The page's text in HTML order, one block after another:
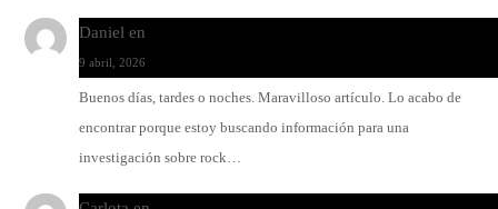
Daniel en
9 abril, 2026
Buenos días, tardes o noches. Maravilloso artículo. Lo acabo de
encontrar porque estoy buscando información para una
investigación sobre rock…